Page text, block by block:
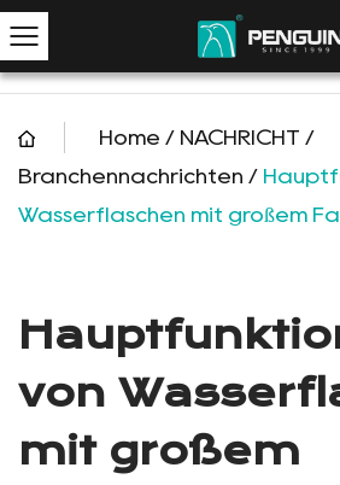
Home / NACHRICHT /
Branchennachrichten /
Wasserflaschen mit großem
von
mit großem